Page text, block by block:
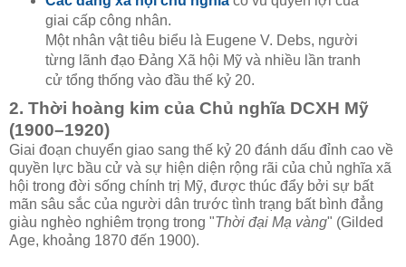
giai cấp công nhân.
Một nhân vật tiêu biểu là Eugene V. Debs, người
từng lãnh đạo Đảng Xã hội Mỹ và nhiều lần tranh
cử tổng thống vào đầu thế kỷ 20.
2. Thời hoàng kim của Chủ nghĩa DCXH Mỹ
(1900–1920)
Giai đoạn chuyển giao sang thế kỷ 20 đánh dấu đỉnh cao về
quyền lực bầu cử và sự hiện diện rộng rãi của chủ nghĩa xã
hội trong đời sống chính trị Mỹ, được thúc đẩy bởi sự bất
mãn sâu sắc của người dân trước tình trạng bất bình đẳng
giàu nghèo nghiêm trọng trong "Thời đại Mạ vàng" (Gilded
Age, khoảng 1870 đến 1900).